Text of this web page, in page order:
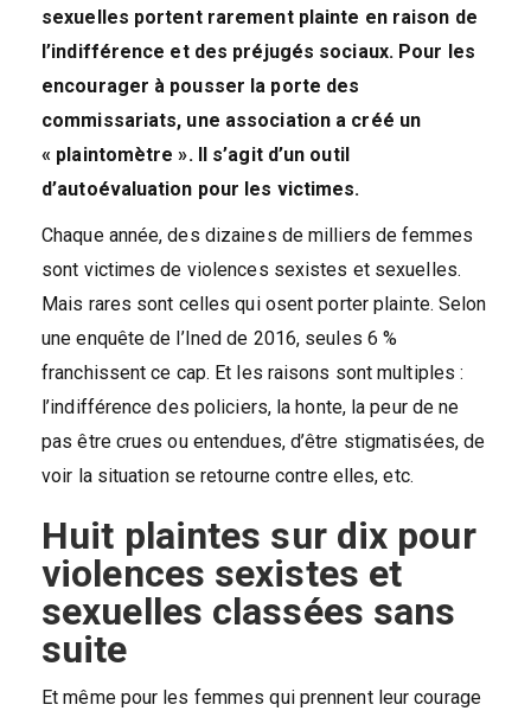
sexuelles portent rarement plainte en raison de
l’indifférence et des préjugés sociaux. Pour les
encourager à pousser la porte des
commissariats, une association a créé un
« plaintomètre ». Il s’agit d’un outil
d’autoévaluation pour les victimes.
Chaque année, des dizaines de milliers de femmes
sont victimes de violences sexistes et sexuelles.
Mais rares sont celles qui osent porter plainte. Selon
une enquête de l’Ined de 2016, seules 6 %
franchissent ce cap. Et les raisons sont multiples :
l’indifférence des policiers, la honte, la peur de ne
pas être crues ou entendues, d’être stigmatisées, de
voir la situation se retourne contre elles, etc.
Huit plaintes sur dix pour
violences sexistes et
sexuelles classées sans
suite
Et même pour les femmes qui prennent leur courage